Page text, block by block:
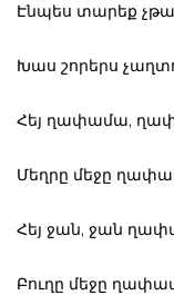
Էնպես տարեք
Խաս շորերս
Հեյ ղափամա,
Մեղրը մեջը
Հեյ ջան, ջան
Բուղը մեջը